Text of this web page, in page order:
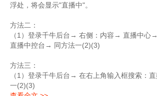
浮处，将会显示"直播中"。
方法二：
（1）登录千牛后台→ 右侧：内容 → 直播中心
直播中控台 → 同方法一(2)(3)
方法三：
（1）登录千牛后台→ 在右上角输入框搜索：
一(2)(3)